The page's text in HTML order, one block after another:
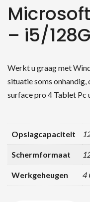
– i5/
Werkt u graag met
situatie soms
surface pro 4 Tablet Pc
Opslagcapaciteit
Schermformaat
Werkgeheugen 4